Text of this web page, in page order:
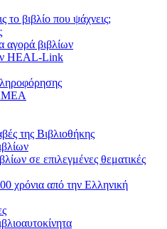
το βιβλίο που ψάχνεις;
αγορά βιβλίων
HEAL-Link
της Βιβλιοθήκης
σε επιλεγμένες θεματικές
χρόνια από την Ελληνική